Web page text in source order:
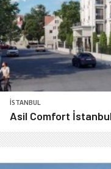
İSTANBUL
Asil Comfort